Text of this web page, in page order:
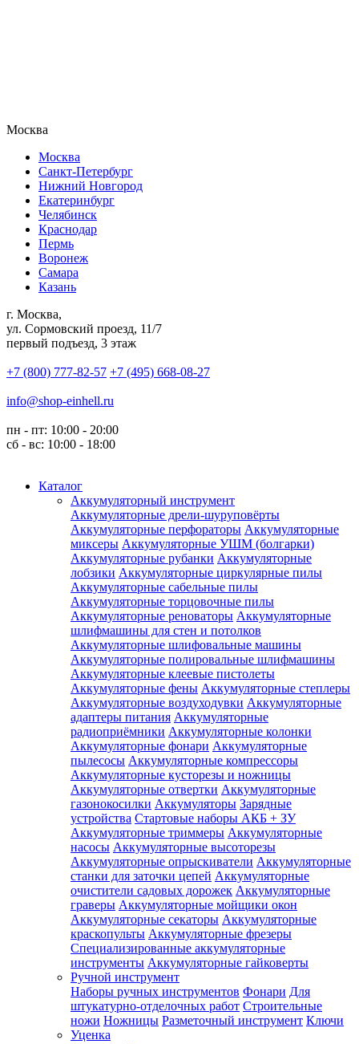
Москва
Москва
Санкт-Петербург
Нижний Новгород
Екатеринбург
Челябинск
Краснодар
Пермь
Воронеж
Самара
Казань
г. Москва,
ул. Сормовский проезд, 11/7
первый подъезд, 3 этаж
+7 (800) 777-82-57 +7 (495) 668-08-27
info@shop-einhell.ru
пн - пт: 10:00 - 20:00
сб - вс: 10:00 - 18:00
Каталог
Аккумуляторный инструмент
Аккумуляторные дрели-шуруповёрты
Аккумуляторные перфораторы Аккумуляторные
миксеры Аккумуляторные УШМ (болгарки)
Аккумуляторные рубанки Аккумуляторные
лобзики Аккумуляторные циркулярные пилы
Аккумуляторные сабельные пилы
Аккумуляторные торцовочные пилы
Аккумуляторные реноваторы Аккумуляторные
шлифмашины для стен и потолков
Аккумуляторные шлифовальные машины
Аккумуляторные полировальные шлифмашины
Аккумуляторные клеевые пистолеты
Аккумуляторные фены Аккумуляторные степлеры
Аккумуляторные воздуходувки Аккумуляторные
адаптеры питания Аккумуляторные
радиоприёмники Аккумуляторные колонки
Аккумуляторные фонари Аккумуляторные
пылесосы Аккумуляторные компрессоры
Аккумуляторные кусторезы и ножницы
Аккумуляторные отвертки Аккумуляторные
газонокосилки Аккумуляторы Зарядные
устройства Стартовые наборы АКБ + ЗУ
Аккумуляторные триммеры Аккумуляторные
насосы Аккумуляторные высоторезы
Аккумуляторные опрыскиватели Аккумуляторные
станки для заточки цепей Аккумуляторные
очистители садовых дорожек Аккумуляторные
граверы Аккумуляторные мойщики окон
Аккумуляторные секаторы Аккумуляторные
краскопульты Аккумуляторные фрезеры
Специализированные аккумуляторные
инструменты Аккумуляторные гайковерты
Ручной инструмент
Наборы ручных инструментов Фонари Для
штукатурно-отделочных работ Строительные
ножи Ножницы Разметочный инструмент Ключи
Уценка